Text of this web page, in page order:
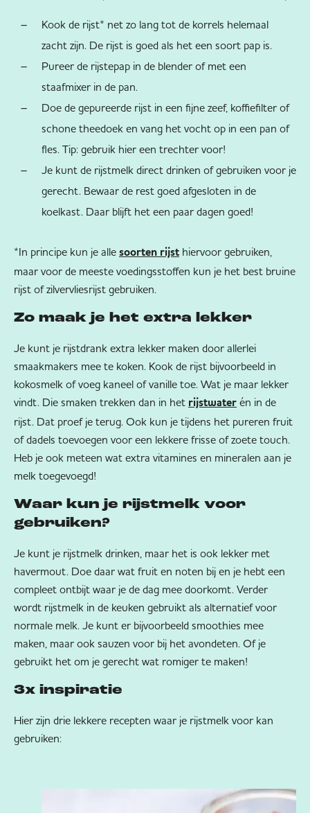
Kook de rijst* net zo lang tot de korrels helemaal
zacht zijn. De rijst is goed als het een soort pap is.
Pureer de rijstepap in de blender of met een
staafmixer in de pan.
Doe de gepureerde rijst in een fijne zeef, koffiefilter of
schone theedoek en vang het vocht op in een pan of
fles. Tip: gebruik hier een trechter voor!
Je kunt de rijstmelk direct drinken of gebruiken voor je
gerecht. Bewaar de rest goed afgesloten in de
koelkast. Daar blijft het een paar dagen goed!
*In principe kun je alle soorten rijst hiervoor gebruiken,
maar voor de meeste voedingsstoffen kun je het best bruine
rijst of zilvervliesrijst gebruiken.
Zo maak je het extra lekker
Je kunt je rijstdrank extra lekker maken door allerlei
smaakmakers mee te koken. Kook de rijst bijvoorbeeld in
kokosmelk of voeg kaneel of vanille toe. Wat je maar lekker
vindt. Die smaken trekken dan in het rijstwater én in de
rijst. Dat proef je terug. Ook kun je tijdens het pureren fruit
of dadels toevoegen voor een lekkere frisse of zoete touch.
Heb je ook meteen wat extra vitamines en mineralen aan je
melk toegevoegd!
Waar kun je rijstmelk voor
gebruiken?
Je kunt je rijstmelk drinken, maar het is ook lekker met
havermout. Doe daar wat fruit en noten bij en je hebt een
compleet ontbijt waar je de dag mee doorkomt. Verder
wordt rijstmelk in de keuken gebruikt als alternatief voor
normale melk. Je kunt er bijvoorbeeld smoothies mee
maken, maar ook sauzen voor bij het avondeten. Of je
gebruikt het om je gerecht wat romiger te maken!
3x inspiratie
Hier zijn drie lekkere recepten waar je rijstmelk voor kan
gebruiken: